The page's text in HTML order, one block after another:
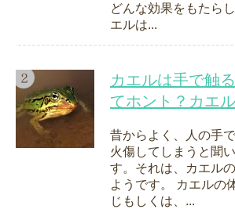
どんな効果をもたら
エルは...
カエルは手で触
てホント？カエ
昔からよく、人の手
火傷してしまうと聞
す。それは、カエル
ようです。 カエルの
じもしくは、...